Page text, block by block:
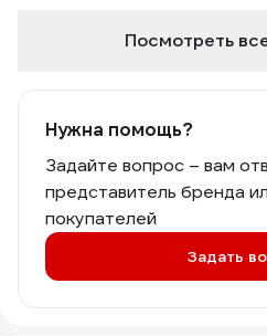
Посмотреть
Нужна помощь?
Задайте вопрос – вам
представитель бренда
покупателей
Задать